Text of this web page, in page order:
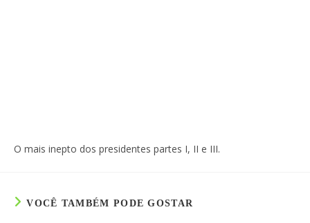
O mais inepto dos presidentes partes I, II e III.
VOCÊ TAMBÉM PODE GOSTAR